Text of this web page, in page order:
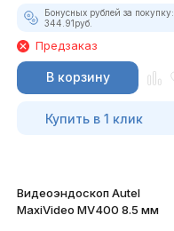
Бонусных рублей за покупку:
344.91руб.
Предзаказ
В корзину
Купить в 1 клик
Видеоэндоскоп Autel
MaxiVideo MV400 8.5 мм